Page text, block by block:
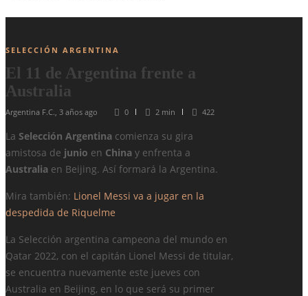
SELECCIÓN ARGENTINA
El 11 de Argentina frente a
Australia
Argentina F.C., 3 años ago 0 2 min 422
La Selección Argentina comienza su gira
amistosa de junio en China y enfrenta a
Australia en Beijing. Así formará la Argentina.
Mira también: Lionel Messi va a jugar en la
despedida de Riquelme
La Selección argentina campeona del mundo en
Qatar 2022, con el capitán Lionel Messi de titular,
se encuentra nuevamente este jueves con
Australia en Beijing, en lo que será su primer